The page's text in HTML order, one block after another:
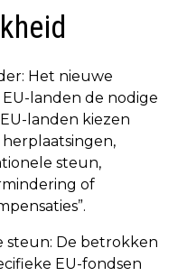
Het nieuwe
landen de nodige
landen kiezen
steun,
of
steun: De betrokken
EU-fondsen